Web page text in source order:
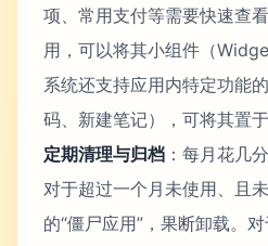
项、常用支付等需要快速查
用，可以将其小组件（
系统还支持应用内特定功能
码、新建笔记），可将其置
定期清理与归档 ：每月花几
对于超过一个月未使用、且
的“僵尸应用”，果断卸载。